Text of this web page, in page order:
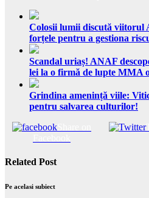
Colosii lumii discută viitorul
forțele pentru a gestiona
Scandal uriaș! ANAF
lei la o firmă de lupte MMA
Grindina amenință viile:
pentru salvarea culturilor!
Related Post
Pe acelasi subiect